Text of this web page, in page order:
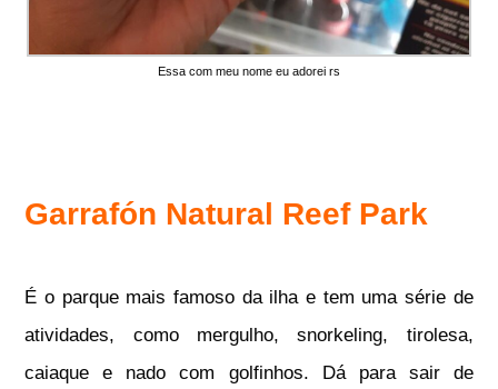
Essa com meu nome eu adorei rs
Garrafón Natural Reef Park
É o parque mais famoso da ilha e tem uma série de
atividades, como mergulho, snorkeling, tirolesa,
caiaque e nado com golfinhos. Dá para sair de